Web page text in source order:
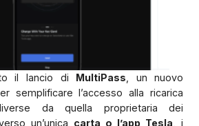
il lancio di MultiPass , un nuovo
semplificare l’accesso alla ricarica
da quella proprietaria dei
un’unica carta o l’app Tesla , i